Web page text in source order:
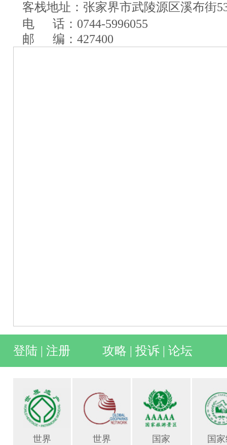
客栈地址：张家界市武陵源区溪布街
电 话：0744-5996055
邮 编：427400
登陆| 注册 攻略 | 投诉| 论坛
世界
世界
国家
国